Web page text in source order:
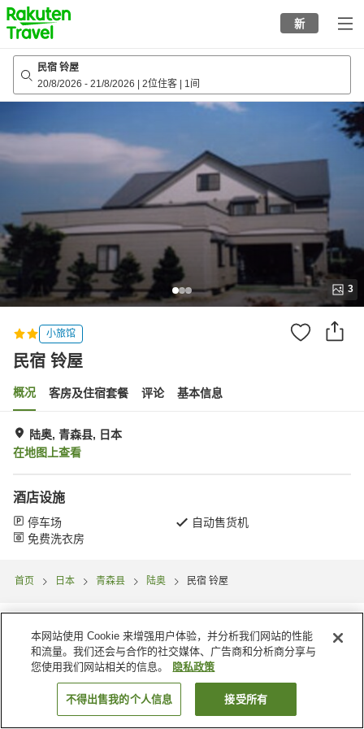
to
top
page
新
民宿 铃屋
20/8/2026 - 21/8/2026 2位住客 1间
3
小旅馆
民宿 铃屋
概况 客房及住宿套餐 评论 基本信息
陆奥, 青森县, 日本
在地图上查看
酒店设施
停车场
自动售货机
免费洗衣房
首页 日本 青森县 陆奥 民宿 铃屋
搜索客房
本网站使用 Cookie 来增强用户体验，并分析我们网站的性能
和流量。我们还会与合作的社交媒体、广告商和分析商分享与
您使用我们网站相关的信息。
隐私政策
不得出售我的个人信息 接受所有